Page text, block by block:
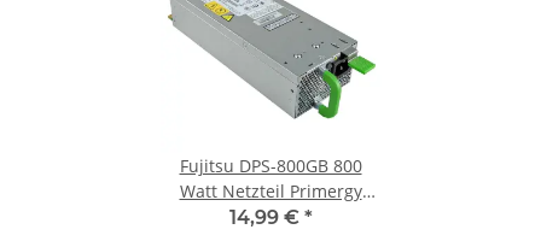
Fujitsu DPS-800GB 800
Watt Netzteil Primergy
RX300 S6 A3C40105779
14,99 € *